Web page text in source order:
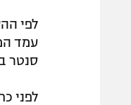
סנטר
לפני